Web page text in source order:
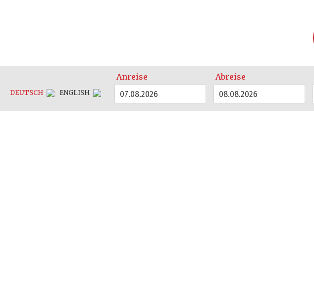
DEUTSCH ENGLISH
Anreise
07.08.2026
Abreise
08.08.2026